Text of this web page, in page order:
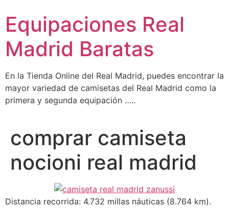
contenido
Equipaciones Real
Madrid Baratas
En la Tienda Online del Real Madrid, puedes encontrar la
mayor variedad de camisetas del Real Madrid como la
primera y segunda equipación …..
comprar camiseta
nocioni real madrid
Distancia recorrida: 4.732 millas náuticas (8.764 km).